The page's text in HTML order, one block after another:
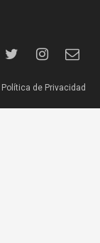
Política de Privacidad